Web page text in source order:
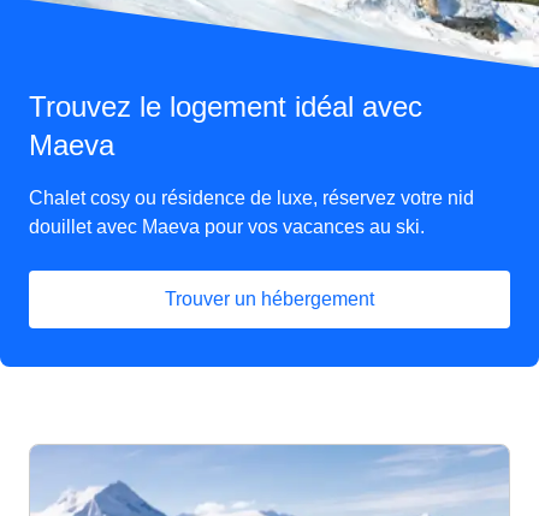
Trouvez le logement idéal avec
Maeva
Chalet cosy ou résidence de luxe, réservez votre nid
douillet avec Maeva pour vos vacances au ski.
Trouver un hébergement
(Ouvre un nouvel onglet